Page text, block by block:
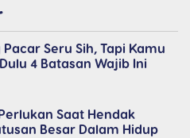
Seru Sih, Tapi Kamu
4 Batasan Wajib Ini
Saat Hendak
Besar Dalam Hidup